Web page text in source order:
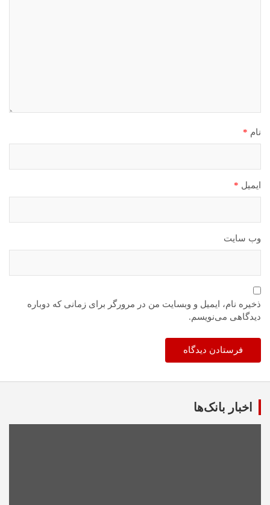
نام*
ایمیل *
وب‌ سایت
ذخیره نام، ایمیل و وبسایت من در مرورگر برای زمانی که دوباره
دیدگاهی می‌نویسم.
اخبار بانک‌ها